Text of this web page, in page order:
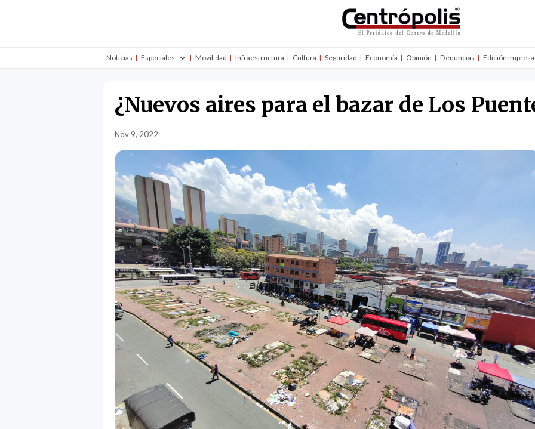
Noticias Especiales Movilidad Infraestructura Cultura Seguridad Economía Opinión Denuncias Edición impresa
¿Nuevos aires para el bazar de Los
Nov 9, 2022